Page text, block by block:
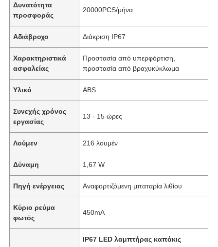
Δυνατότητα
προσφοράς
20000PCS/μήνα
Αδιάβροχο Διάκριση IP67
Χαρακτηριστικά
ασφαλείας
Προστασία από υπερφόρτιση,
προστασία από βραχυκύκλωμα
Υλικό ABS
Συνεχής χρόνος
εργασίας
13 - 15 ώρες
Λούμεν 216 λουμέν
Δύναμη 1,67 W
Πηγή ενέργειας Αναφορτιζόμενη μπαταρία λιθίου
Κύριο ρεύμα
φωτός
450mA
IP67 LED λαμπτήρας καπάκις